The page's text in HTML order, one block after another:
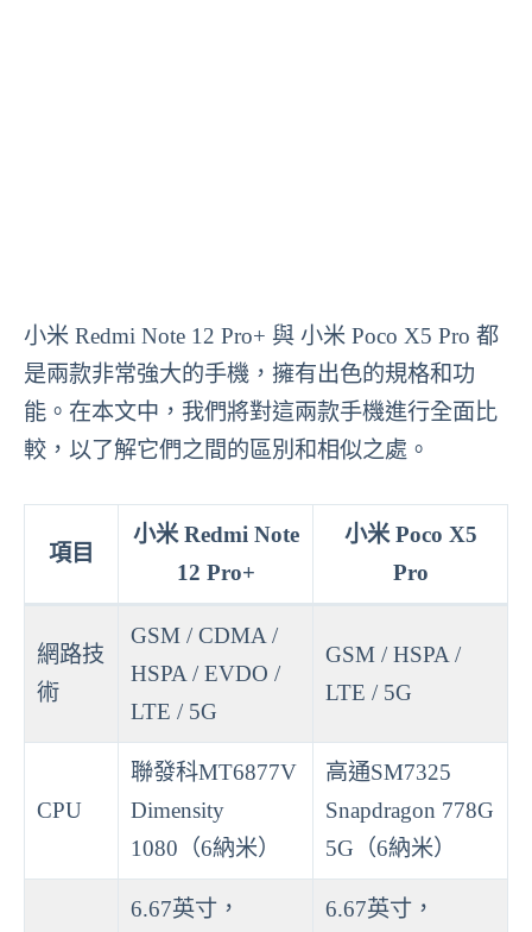
小米 Redmi Note 12 Pro+ 與 小米 Poco X5 Pro 都
是兩款非常強大的手機，擁有出色的規格和功
能。在本文中，我們將對這兩款手機進行全面比
較，以了解它們之間的區別和相似之處。
項目
小米 Redmi Note
12 Pro+
小米 Poco X5
Pro
網路技
術
GSM / CDMA /
HSPA / EVDO /
LTE / 5G
GSM / HSPA /
LTE / 5G
CPU
聯發科MT6877V
Dimensity
1080（6納米）
高通SM7325
Snapdragon 778G
5G（6納米）
6.67英寸，
6.67英寸，